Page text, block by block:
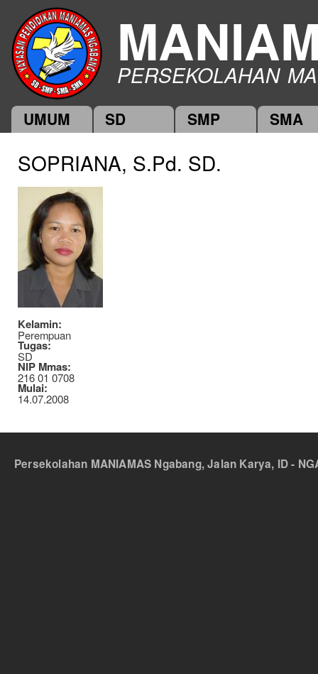
PERSEKOLAHAN
Main menu
UMUM SD SMP SMA
SOPRIANA, S.Pd. SD.
Kelamin:
Perempuan
Tugas:
SD
NIP Mmas:
216 01 0708
Mulai:
14.07.2008
Persekolahan MANIAMAS Ngabang, Jalan Karya, ID -